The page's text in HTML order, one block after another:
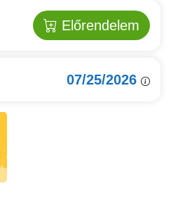
Előrendelem
07/25/2026